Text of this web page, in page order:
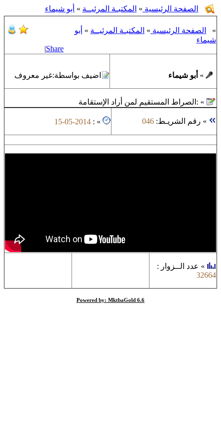
الصفحة الرئيسية » المكتبـة المرئيــة » أبو شيماء
» الصفحة الرئيسية » المكتبـة المرئيــة » أبو
شيماء
Share
|
» أبو شيماء اضيف بواسطة:غير معروف
»
: الصراط المستقيم لمن أراد الإستقامة
» رقم الشريـط: 046
»
:
15-05-2014
» عدد الــزوار :
32664
Powered by: MktbaGold 6.6